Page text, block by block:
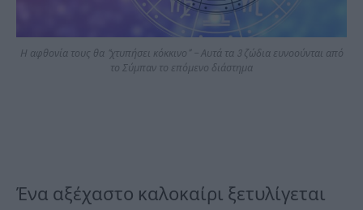
Η αφθονία τους θα “χτυπήσει κόκκινο” – Αυτά τα 3 ζώδια ευνοούνται από
το Σύμπαν το επόμενο διάστημα
Ένα αξέχαστο καλοκαίρι ξετυλίγεται